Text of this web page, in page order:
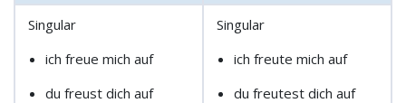
Singular
ich freue mich auf
du freust dich auf
Singular
ich freute mich auf
du freutest dich auf